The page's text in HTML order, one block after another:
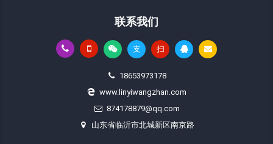
联系我们
支 扫
18653973178
www.linyiwangzhan.com
874178879@qq.com
山东省临沂市北城新区南京路